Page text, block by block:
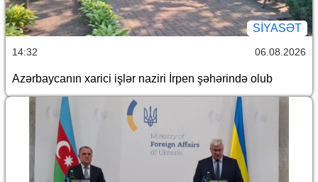
SİYASƏT
14:32 06.08.2026
Azərbaycanın xarici işlər naziri İrpen şəhərində olub